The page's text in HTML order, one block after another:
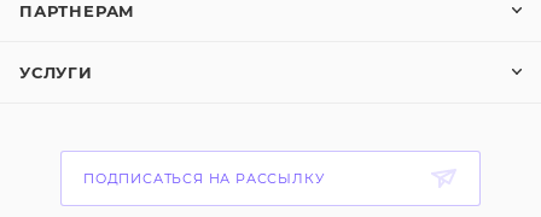
ПАРТНЕРАМ
УСЛУГИ
ПОДПИСАТЬСЯ НА РАССЫЛКУ